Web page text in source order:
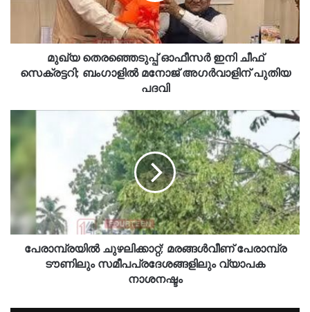
മുഖ്യ തെരഞ്ഞെടുപ്പ് ഓഫീസർ ഇനി ചീഫ്
സെക്രട്ടറി; ബംഗാളിൽ മനോജ് അഗർവാളിന് പുതിയ
പദവി
പേരാമ്പ്രയിൽ ചുഴലിക്കാറ്റ്; മരങ്ങൾവീണ് പേരാമ്പ്ര
ടൗണിലും സമീപപ്രദേശങ്ങളിലും വ്യാപക
നാശനഷ്ടം